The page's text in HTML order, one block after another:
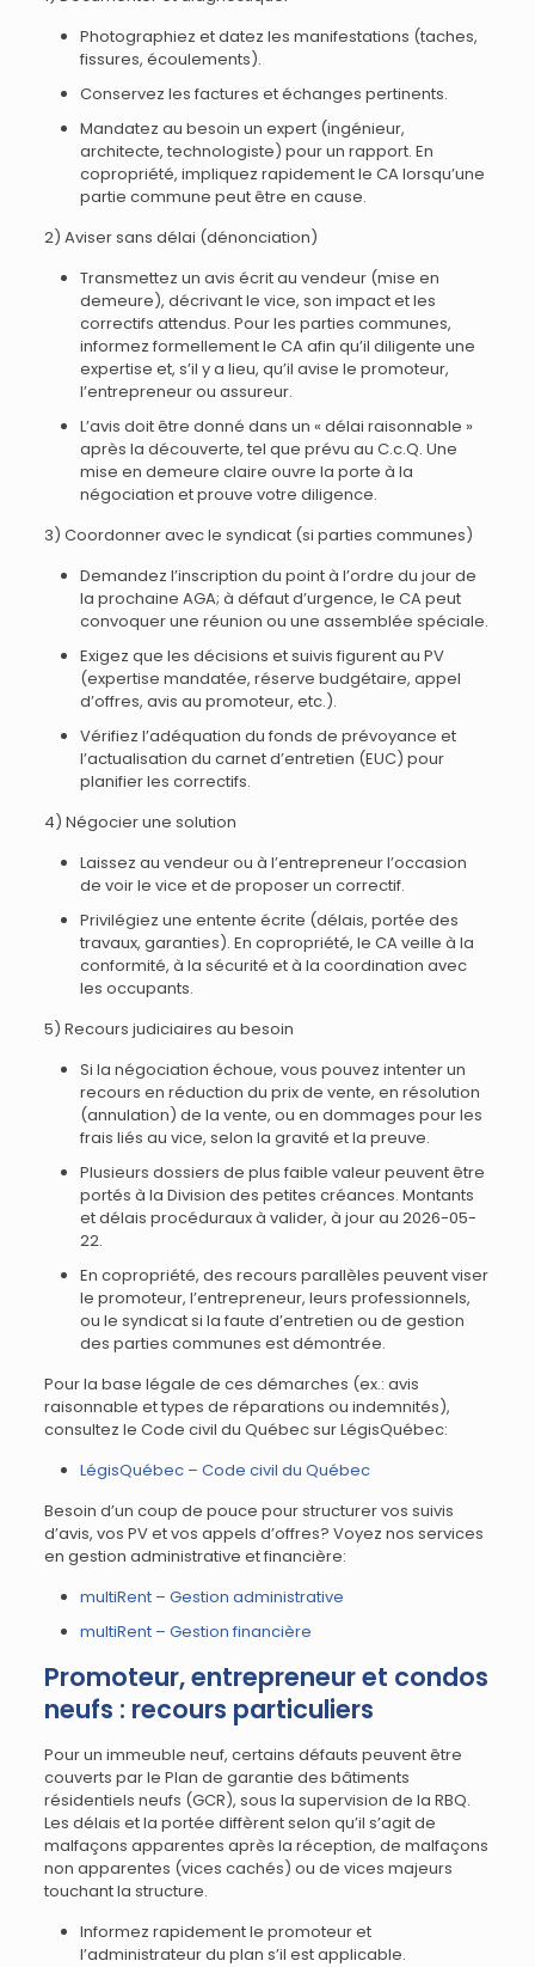
Photographiez et datez les manifestations (taches,
fissures, écoulements).
Conservez les factures et échanges pertinents.
Mandatez au besoin un expert (ingénieur,
architecte, technologiste) pour un rapport. En
copropriété, impliquez rapidement le CA lorsqu’une
partie commune peut être en cause.
2) Aviser sans délai (dénonciation)
Transmettez un avis écrit au vendeur (mise en
demeure), décrivant le vice, son impact et les
correctifs attendus. Pour les parties communes,
informez formellement le CA afin qu’il diligente une
expertise et, s’il y a lieu, qu’il avise le promoteur,
l’entrepreneur ou assureur.
L’avis doit être donné dans un « délai raisonnable »
après la découverte, tel que prévu au C.c.Q. Une
mise en demeure claire ouvre la porte à la
négociation et prouve votre diligence.
3) Coordonner avec le syndicat (si parties communes)
Demandez l’inscription du point à l’ordre du jour de
la prochaine AGA; à défaut d’urgence, le CA peut
convoquer une réunion ou une assemblée spéciale.
Exigez que les décisions et suivis figurent au PV
(expertise mandatée, réserve budgétaire, appel
d’offres, avis au promoteur, etc.).
Vérifiez l’adéquation du fonds de prévoyance et
l’actualisation du carnet d’entretien (EUC) pour
planifier les correctifs.
4) Négocier une solution
Laissez au vendeur ou à l’entrepreneur l’occasion
de voir le vice et de proposer un correctif.
Privilégiez une entente écrite (délais, portée des
travaux, garanties). En copropriété, le CA veille à la
conformité, à la sécurité et à la coordination avec
les occupants.
5) Recours judiciaires au besoin
Si la négociation échoue, vous pouvez intenter un
recours en réduction du prix de vente, en résolution
(annulation) de la vente, ou en dommages pour les
frais liés au vice, selon la gravité et la preuve.
Plusieurs dossiers de plus faible valeur peuvent être
portés à la Division des petites créances. Montants
et délais procéduraux à valider, à jour au 2026-05-
22.
En copropriété, des recours parallèles peuvent viser
le promoteur, l’entrepreneur, leurs professionnels,
ou le syndicat si la faute d’entretien ou de gestion
des parties communes est démontrée.
Pour la base légale de ces démarches (ex.: avis
raisonnable et types de réparations ou indemnités),
consultez le Code civil du Québec sur LégisQuébec:
LégisQuébec – Code civil du Québec
Besoin d’un coup de pouce pour structurer vos suivis
d’avis, vos PV et vos appels d’offres? Voyez nos services
en gestion administrative et financière:
multiRent – Gestion administrative
multiRent – Gestion financière
Promoteur, entrepreneur et condos
neufs : recours particuliers
Pour un immeuble neuf, certains défauts peuvent être
couverts par le Plan de garantie des bâtiments
résidentiels neufs (GCR), sous la supervision de la RBQ.
Les délais et la portée diffèrent selon qu’il s’agit de
malfaçons apparentes après la réception, de malfaçons
non apparentes (vices cachés) ou de vices majeurs
touchant la structure.
Informez rapidement le promoteur et
l’administrateur du plan s’il est applicable.